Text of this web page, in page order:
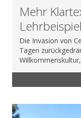
Mehr
Die Invasion von
Tagen